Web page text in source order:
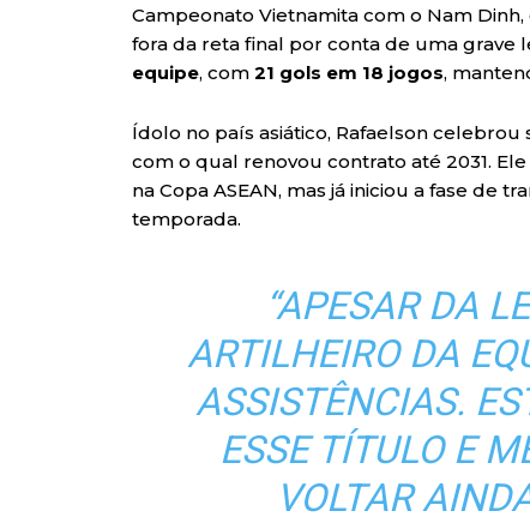
Campeonato Vietnamita com o Nam
fora da reta final por conta de uma grave
equipe, com 21 gols em 18 jogos,
Ídolo no país asiático, Rafaelson celebrou
com o qual renovou contrato até 2031.
na Copa ASEAN, mas já iniciou a fase de
temporada.
“APESAR DA
ARTILHEIRO DA
ASSISTÊNCIAS.
ESSE TÍTULO E
VOLTAR